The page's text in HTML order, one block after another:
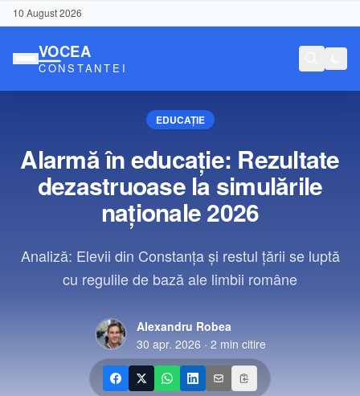
10 August 2026
Conținut Sponsorizat
EDUCAȚIE
Alarmă în educație: Rezultate
dezastruoase la simulările
naționale 2026
Analiză: Elevii din Constanța și restul țării se luptă
cu regulile de bază ale limbii române
Alexandru Robea
30 apr. 2026 · 2 min citire